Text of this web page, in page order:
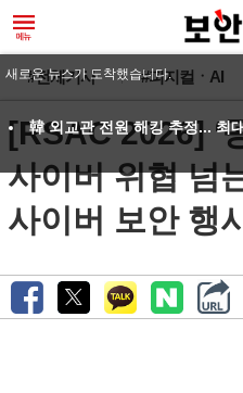
#전체기사 #피지컬ㆍAI
[RSAC 2026] ‘
사이버 위협 넘
사이버 보안 행
새로운 뉴스가 도착했습니다.
韓 외교관 전원 해킹 추정... 최